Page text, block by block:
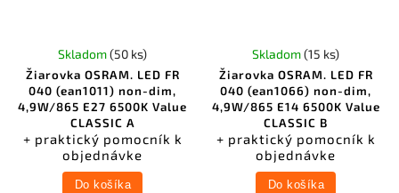
Žiarovka OSRAM. LED FR
040 (ean1011) non-dim,
4,9W/865 E27 6500K Value
CLASSIC A
+ praktický pomocník k
objednávke
Skladom(50 ks)
Do košíka
Žiarovka OSRAM. LED FR
040 (ean1066) non-dim,
4,9W/865 E14 6500K Value
CLASSIC B
+ praktický pomocník k
objednávke
Skladom(15 ks)
Do košíka